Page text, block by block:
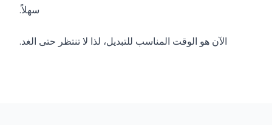
سهلاً.
الآن هو الوقت المناسب للتبديل، لذا لا تنتظر حتى الغد.